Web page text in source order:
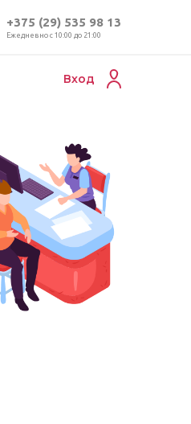
+375 (29) 535 98 13
Ежедневно с 10:00 до 21:00
Вход